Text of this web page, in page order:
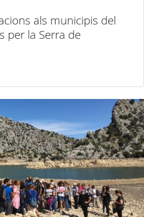
als municipis del
per la Serra de